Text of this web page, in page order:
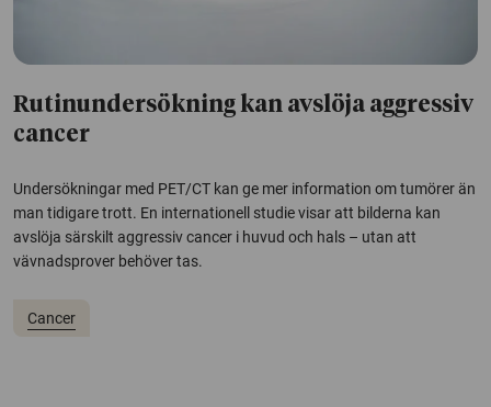
Rutinundersökning kan avslöja aggressiv
cancer
Undersökningar med PET/CT kan ge mer information om tumörer än
man tidigare trott. En internationell studie visar att bilderna kan
avslöja särskilt aggressiv cancer i huvud och hals – utan att
vävnadsprover behöver tas.
Cancer